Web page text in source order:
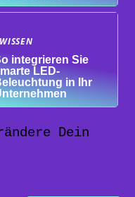
WISSEN
integrieren Sie
LED-
in Ihr
Dein